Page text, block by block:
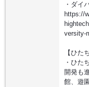
・ダイ
https://
versity-
【ひた
・ひた
開発も
館、遊